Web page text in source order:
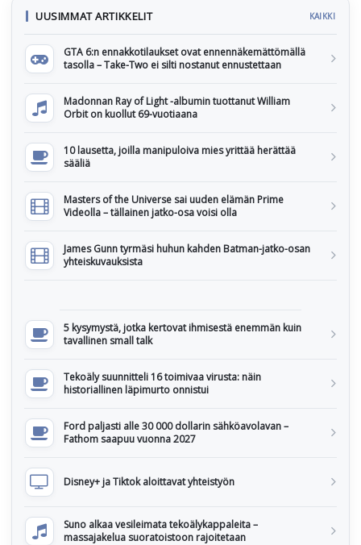
UUSIMMAT ARTIKKELIT KAIKKI
GTA 6:n ennakkotilaukset ovat ennennäkemättömällä
tasolla – Take-Two ei silti nostanut ennustettaan
Madonnan Ray of Light -albumin tuottanut William
Orbit on kuollut 69-vuotiaana
10 lausetta, joilla manipuloiva mies yrittää herättää
sääliä
Masters of the Universe sai uuden elämän Prime
Videolla – tällainen jatko-osa voisi olla
James Gunn tyrmäsi huhun kahden Batman-jatko-osan
yhteiskuvauksista
5 kysymystä, jotka kertovat ihmisestä enemmän kuin
tavallinen small talk
Tekoäly suunnitteli 16 toimivaa virusta: näin
historiallinen läpimurto onnistui
Ford paljasti alle 30 000 dollarin sähköavolavan –
Fathom saapuu vuonna 2027
Disney+ ja Tiktok aloittavat yhteistyön
Suno alkaa vesileimata tekoälykappaleita –
massajakelua suoratoistoon rajoitetaan